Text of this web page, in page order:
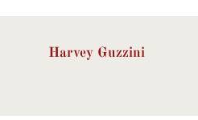
Harvey Guzzini